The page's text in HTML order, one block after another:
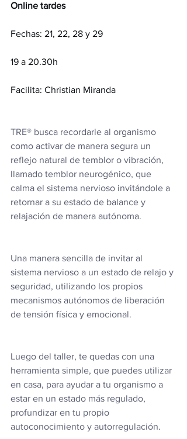
Online tardes
Fechas: 21, 22, 28 y 29
19 a 20.30h
Facilita: Christian Miranda
TRE®️ busca recordarle al organismo
como activar de manera segura un
reflejo natural de temblor o vibración,
llamado temblor neurogénico, que
calma el sistema nervioso invitándole a
retornar a su estado de balance y
relajación de manera autónoma.
Una manera sencilla de invitar al
sistema nervioso a un estado de relajo y
seguridad, utilizando los propios
mecanismos autónomos de liberación
de tensión física y emocional.
Luego del taller, te quedas con una
herramienta simple, que puedes utilizar
en casa, para ayudar a tu organismo a
estar en un estado más regulado,
profundizar en tu propio
autoconocimiento y autorregulación.